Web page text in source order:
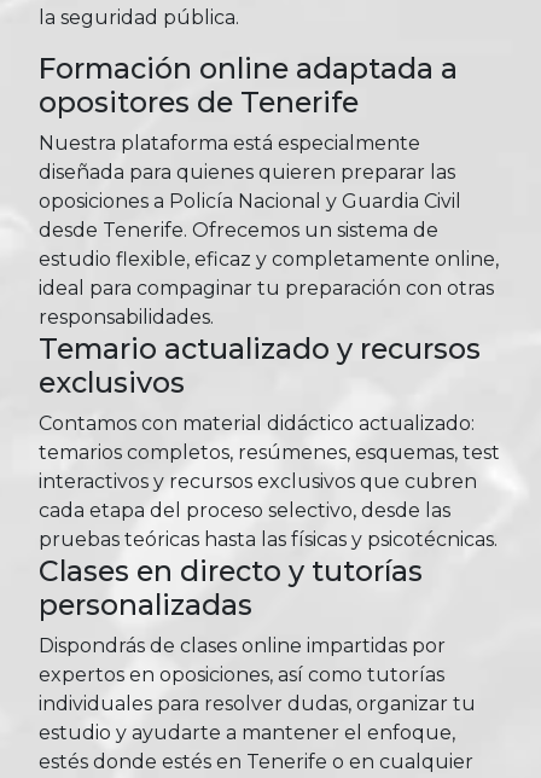
la seguridad pública.
Formación online adaptada a
opositores de Tenerife
Nuestra plataforma está especialmente
diseñada para quienes quieren preparar las
oposiciones a Policía Nacional y Guardia Civil
desde Tenerife. Ofrecemos un sistema de
estudio flexible, eficaz y completamente online,
ideal para compaginar tu preparación con otras
responsabilidades.
Temario actualizado y recursos
exclusivos
Contamos con material didáctico actualizado:
temarios completos, resúmenes, esquemas, test
interactivos y recursos exclusivos que cubren
cada etapa del proceso selectivo, desde las
pruebas teóricas hasta las físicas y psicotécnicas.
Clases en directo y tutorías
personalizadas
Dispondrás de clases online impartidas por
expertos en oposiciones, así como tutorías
individuales para resolver dudas, organizar tu
estudio y ayudarte a mantener el enfoque,
estés donde estés en Tenerife o en cualquier